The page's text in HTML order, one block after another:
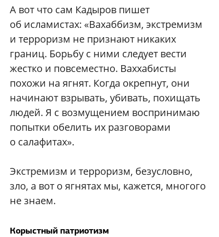
А вот что сам Кадыров пишет
об исламистах: «Вахаббизм, экстремизм
и терроризм не признают никаких
границ. Борьбу с ними следует вести
жестко и повсеместно. Ваххабисты
похожи на ягнят. Когда окрепнут, они
начинают взрывать, убивать, похищать
людей. Я с возмущением воспринимаю
попытки обелить их разговорами
о салафитах».
Экстремизм и терроризм, безусловно,
зло, а вот о ягнятах мы, кажется, многого
не знаем.
Корыстный патриотизм